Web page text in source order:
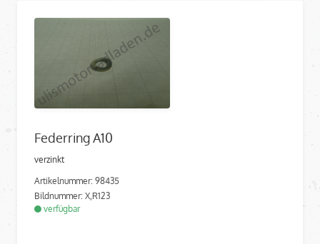
Federring A10
verzinkt
Artikelnummer: 98435
Bildnummer: X,R123
verfügbar